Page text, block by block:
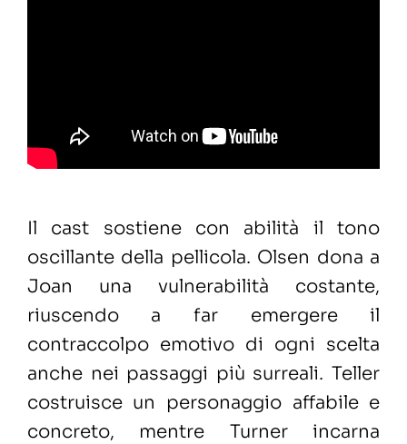
Il cast sostiene con abilità il tono
oscillante della pellicola. Olsen dona a
Joan una vulnerabilità costante,
riuscendo a far emergere il
contraccolpo emotivo di ogni scelta
anche nei passaggi più surreali. Teller
costruisce un personaggio affabile e
concreto, mentre Turner incarna